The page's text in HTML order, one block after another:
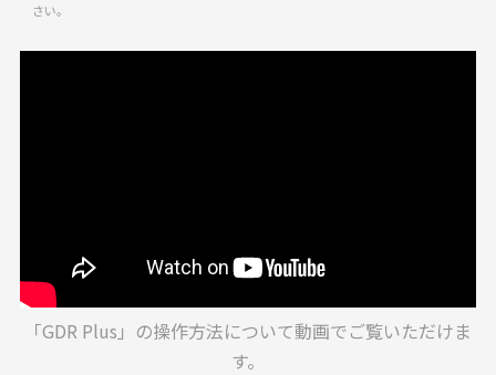
さい。
「GDR Plus」の操作方法について動画でご覧いただけま
す。